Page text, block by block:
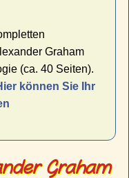
Graham
(ca. 40 Seiten).
können Sie Ihr
Graham